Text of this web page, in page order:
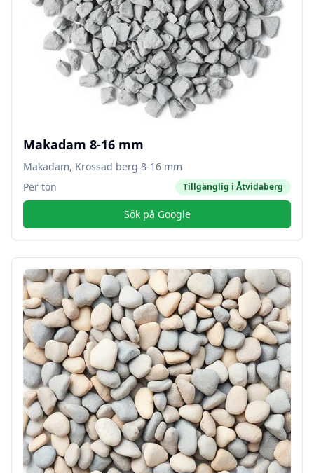
Makadam 8-16 mm
Makadam, Krossad berg 8-16 mm
Per ton
Tillgänglig i Åtvidaberg
Sök på Google